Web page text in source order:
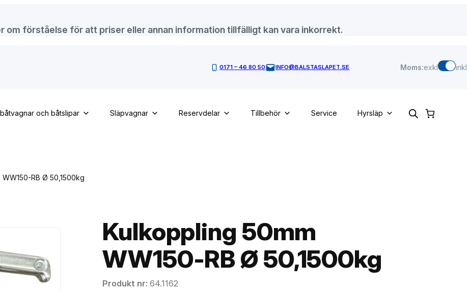
förståelse för att priser eller annan information tillfälligt kan vara inkorrekt.
0171 – 46 80 50 INFO@BALSTASLAPET.SE Moms:exkl inkl
och båtslipar Släpvagnar Reservdelar Tillbehör Service Hyrsläp
RB Ø 50,1500kg
Kulkoppling 50mm
WW150-RB Ø 50,1500kg
Produkt nr 64.1162